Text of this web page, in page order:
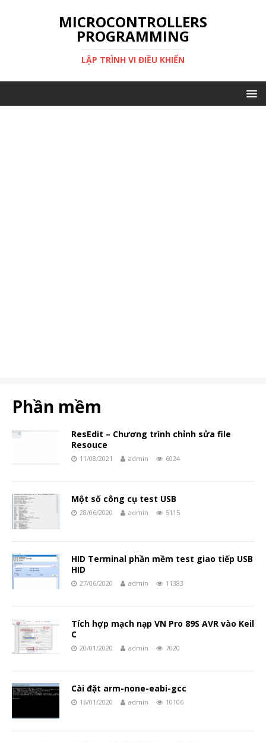
MICROCONTROLLERS
PROGRAMMING
LẬP TRÌNH VI ĐIỀU KHIỂN
Phần mềm
ResEdit – Chương trình chỉnh sửa file
Resouce
11/08/2021 admin 6024
Một số công cụ test USB
28/06/2020 admin 5115
HID Terminal phần mềm test giao tiếp USB
HID
27/06/2020 admin 11383
Tích hợp mạch nạp VN Pro 89S AVR vào Keil
C
20/01/2020 admin 7020
Cài đặt arm-none-eabi-gcc
16/01/2020 admin 10106